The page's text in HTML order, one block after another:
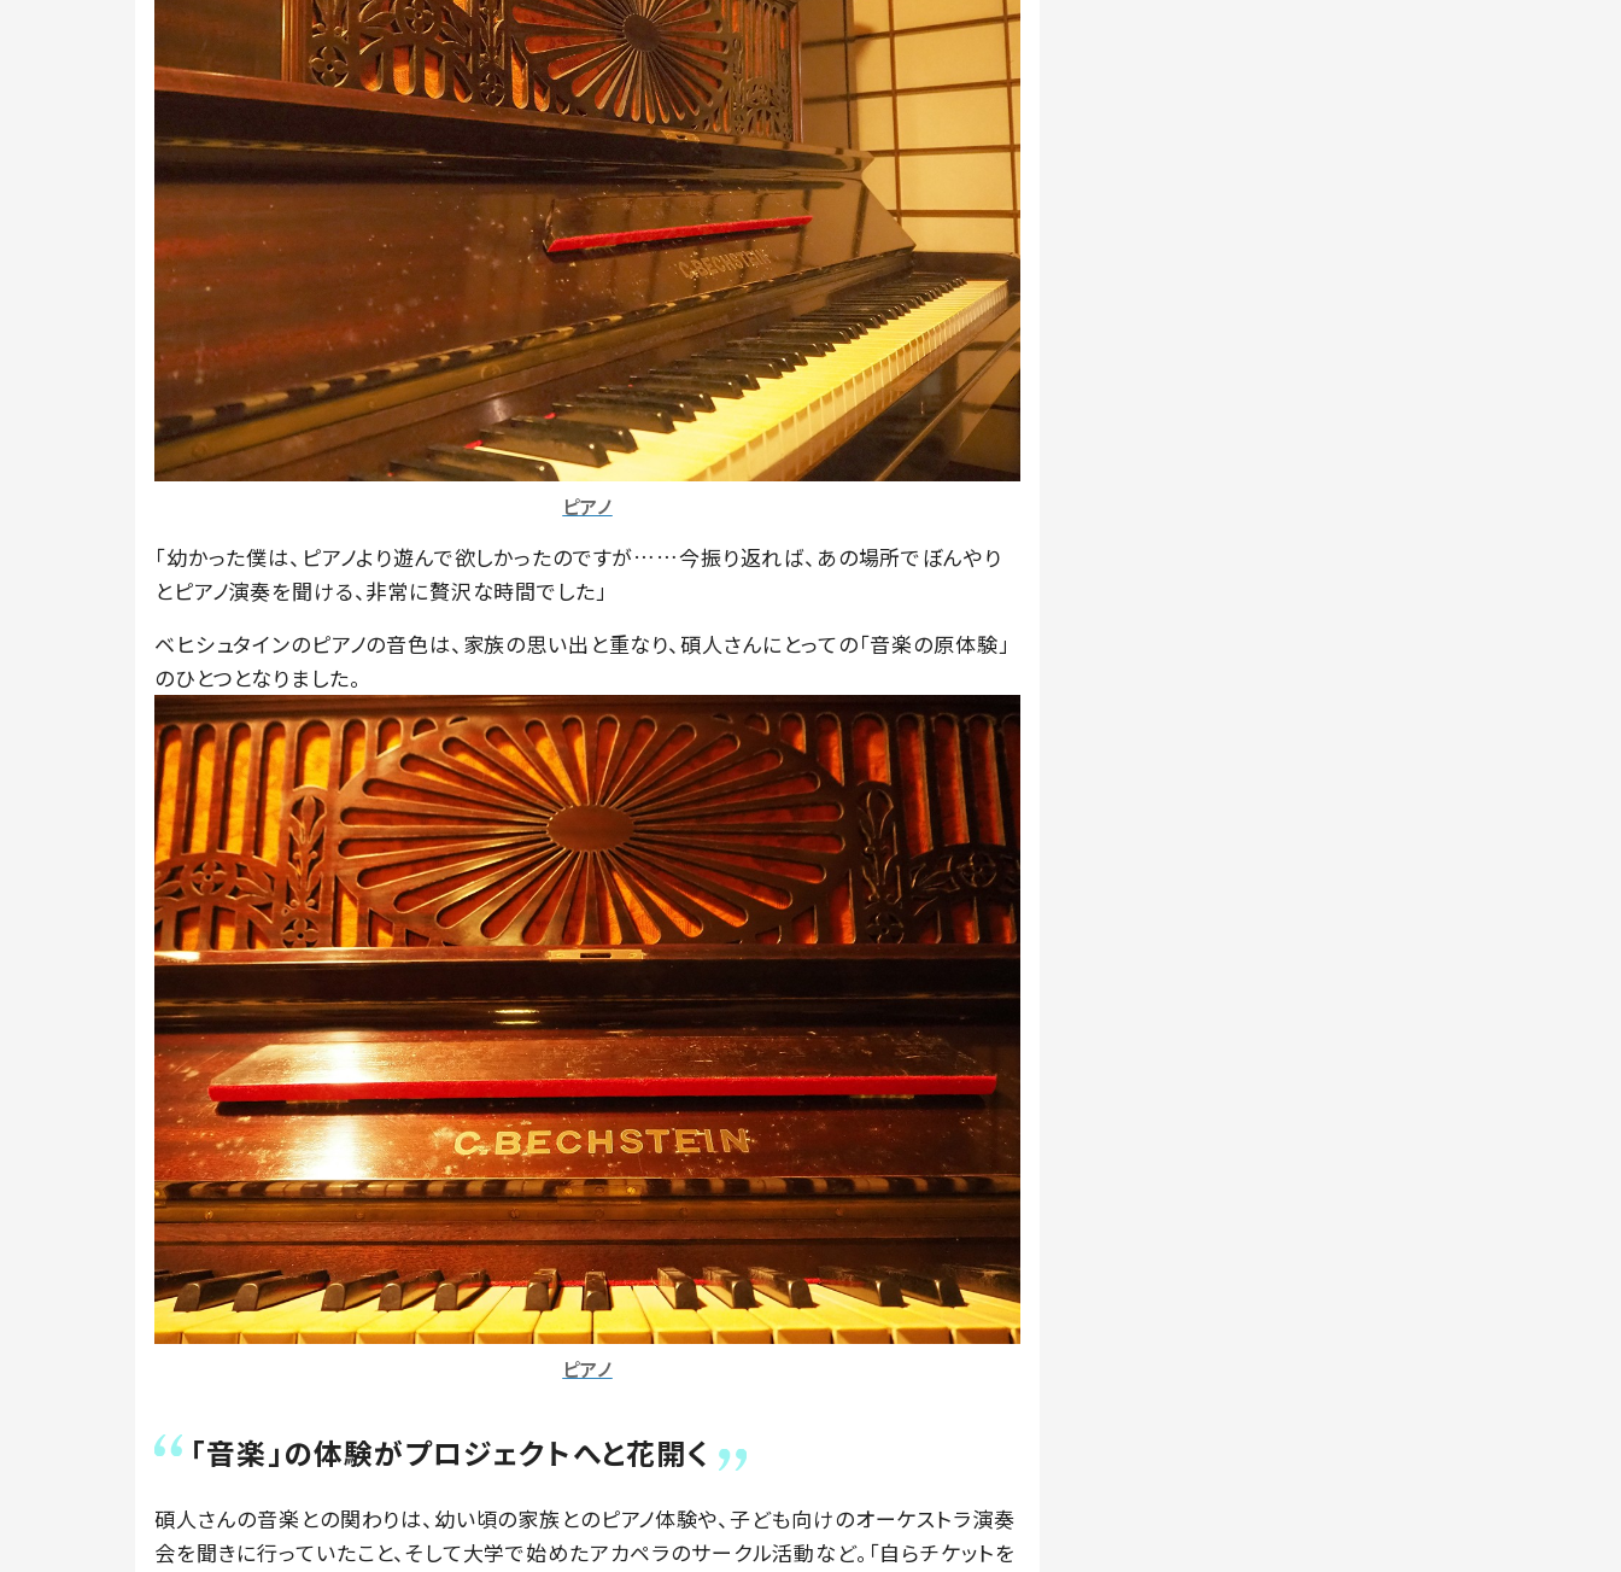
ピアノ
「幼かった僕は、ピアノより遊んで欲しかったのですが……今振り返れば、あの場所でぼんやり
とピアノ演奏を聞ける、非常に贅沢な時間でした」
ベヒシュタインのピアノの音色は、家族の思い出と重なり、碩人さんにとっての「音楽の原体験」
のひとつとなりました。
ピアノ
「音楽」の体験がプロジェクトへと花開く
碩人さんの音楽との関わりは、幼い頃の家族とのピアノ体験や、子ども向けのオーケストラ演奏
会を聞きに行っていたこと、そして大学で始めたアカペラのサークル活動など。「自らチケットを